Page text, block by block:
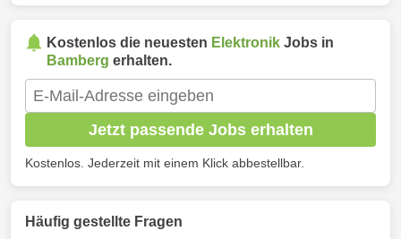
Kostenlos die neuesten Elektronik Jobs in
Bamberg erhalten.
Jetzt passende Jobs erhalten
Kostenlos. Jederzeit mit einem Klick abbestellbar.
Häufig gestellte Fragen